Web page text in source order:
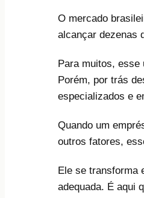
O mercado
alcançar dezenas
Para muitos, esse
Porém, por trás
especializados e
Quando um
outros fatores,
Ele se transforma
adequada. É aqui